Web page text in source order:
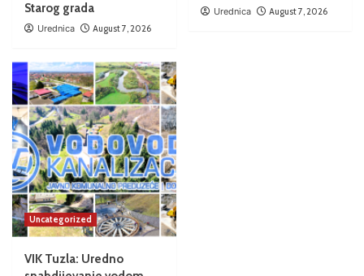
Starog grada
Urednica August 7, 2026
Urednica August 7, 2026
Uncategorized
VIK Tuzla: Uredno